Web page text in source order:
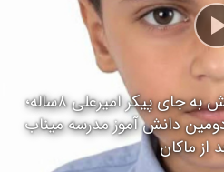
فیلم/ دفن یک لنگه کفش به جای پیکر امیرعلی ۸ساله؛
دانش آموز مدرسه میناب
از ماکان